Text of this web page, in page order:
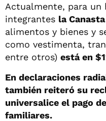
Actualmente, para un
integrantes la
alimentos y bienes y
como vestimenta,
entre otros) está en
En declaraciones
también reiteró su
universalice el pago
familiares.